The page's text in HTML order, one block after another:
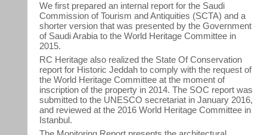
We first prepared an internal report for the Saudi
Commission of Tourism and Antiquities (SCTA) and a
shorter version that was presented by the Government
of Saudi Arabia to the World Heritage Committee in
2015.
RC Heritage also realized the State Of Conservation
report for Historic Jeddah to comply with the request of
the World Heritage Committee at the moment of
inscription of the property in 2014. The SOC report was
submitted to the UNESCO secretariat in January 2016,
and reviewed at the 2016 World Heritage Committee in
Istanbul.